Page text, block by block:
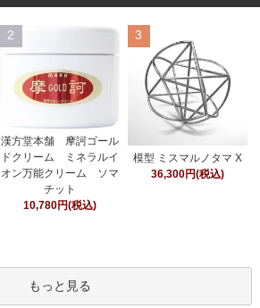
2
漢方堂本舗 摩訶ゴール
ドクリーム ミネラルイ
オン万能クリーム ソマ
チット
10,780円(税込)
3
模型 ミスマルノタマ X
36,300円(税込)
もっと見る